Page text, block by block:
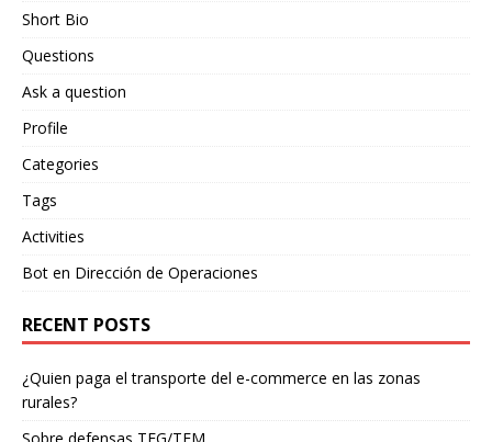
Short Bio
Questions
Ask a question
Profile
Categories
Tags
Activities
Bot en Dirección de Operaciones
RECENT POSTS
¿Quien paga el transporte del e-commerce en las zonas
rurales?